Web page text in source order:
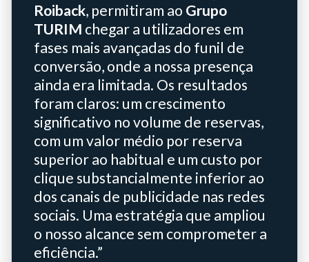
Roiback, permitiram ao Grupo
TURIM chegar a utilizadores em
fases mais avançadas do funil de
conversão, onde a nossa presença
ainda era limitada. Os resultados
foram claros: um crescimento
significativo no volume de reservas,
com um valor médio por reserva
superior ao habitual e um custo por
clique substancialmente inferior ao
dos canais de publicidade nas redes
sociais. Uma estratégia que ampliou
o nosso alcance sem comprometer a
eficiência.”